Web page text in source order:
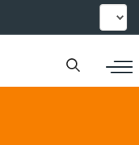
Select